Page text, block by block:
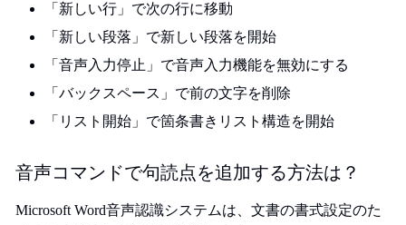
「新しい行」で次の行に移動
「新しい段落」で新しい段落を開始
「音声入力停止」で音声入力機能を無効にする
「バックスペース」で前の文字を削除
「リスト開始」で箇条書きリスト構造を開始
音声コマンドで句読点を追加する方法は？
Microsoft Word音声認識システムは、文書の書式設定のた